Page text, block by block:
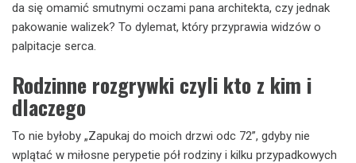
da się omamić smutnymi oczami pana architekta, czy jednak
pakowanie walizek? To dylemat, który przyprawia widzów o
palpitacje serca.
Rodzinne rozgrywki czyli kto z kim i
dlaczego
To nie byłoby „Zapukaj do moich drzwi odc 72”, gdyby nie
wplątać w miłosne perypetie pół rodziny i kilku przypadkowych